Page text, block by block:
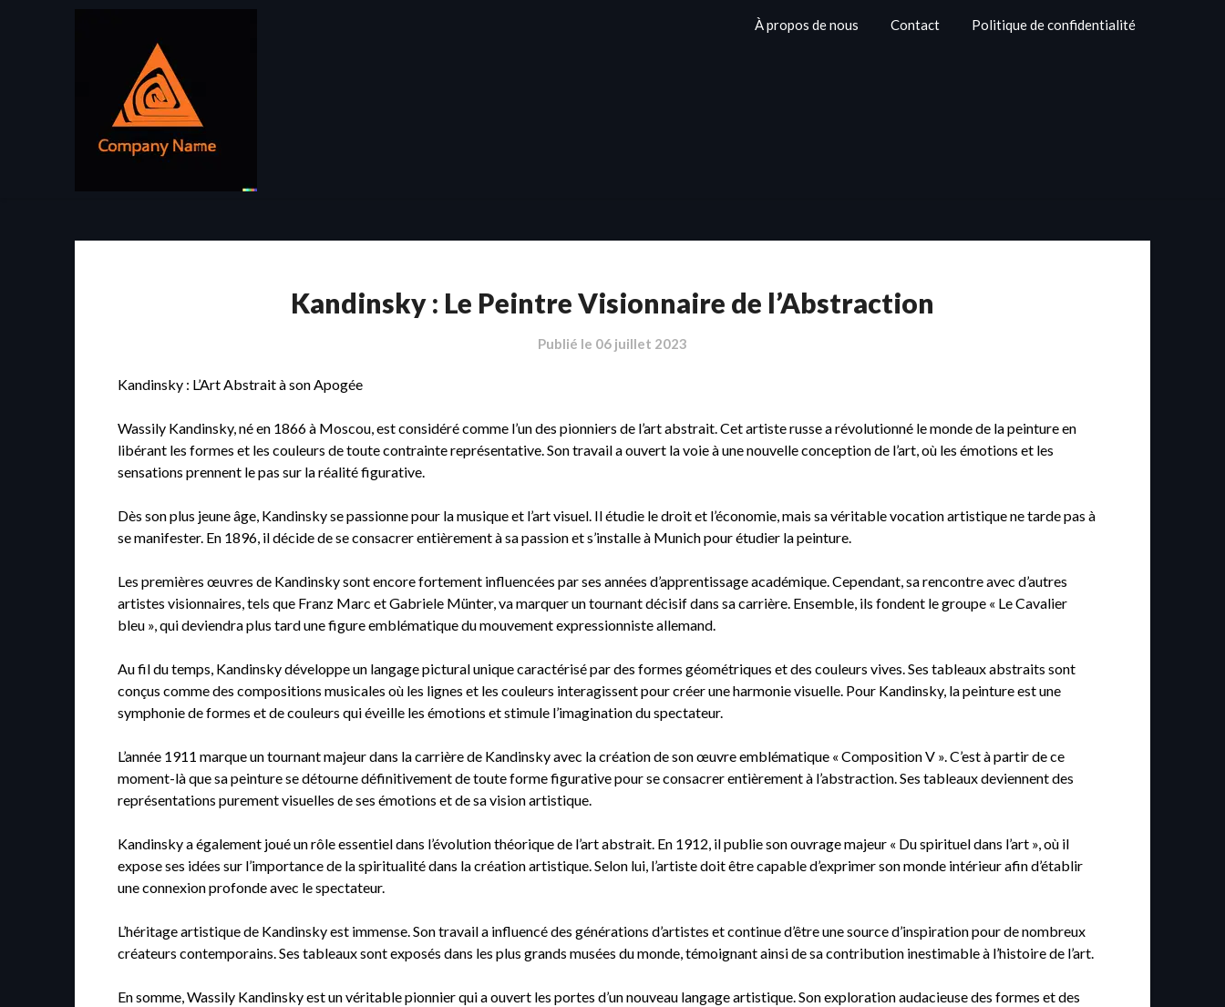
À propos de nous Contact Politique de confidentialité
Kandinsky : Le Peintre Visionnaire de l’Abstraction
Publié le 06 juillet 2023
Kandinsky : L’Art Abstrait à son Apogée
Wassily Kandinsky, né en 1866 à Moscou, est considéré comme l’un des pionniers de l’art abstrait. Cet artiste russe a révolutionné le monde de la peinture en
libérant les formes et les couleurs de toute contrainte représentative. Son travail a ouvert la voie à une nouvelle conception de l’art, où les émotions et les
sensations prennent le pas sur la réalité figurative.
Dès son plus jeune âge, Kandinsky se passionne pour la musique et l’art visuel. Il étudie le droit et l’économie, mais sa véritable vocation artistique ne tarde pas à
se manifester. En 1896, il décide de se consacrer entièrement à sa passion et s’installe à Munich pour étudier la peinture.
Les premières œuvres de Kandinsky sont encore fortement influencées par ses années d’apprentissage académique. Cependant, sa rencontre avec d’autres
artistes visionnaires, tels que Franz Marc et Gabriele Münter, va marquer un tournant décisif dans sa carrière. Ensemble, ils fondent le groupe « Le Cavalier
bleu », qui deviendra plus tard une figure emblématique du mouvement expressionniste allemand.
Au fil du temps, Kandinsky développe un langage pictural unique caractérisé par des formes géométriques et des couleurs vives. Ses tableaux abstraits sont
conçus comme des compositions musicales où les lignes et les couleurs interagissent pour créer une harmonie visuelle. Pour Kandinsky, la peinture est une
symphonie de formes et de couleurs qui éveille les émotions et stimule l’imagination du spectateur.
L’année 1911 marque un tournant majeur dans la carrière de Kandinsky avec la création de son œuvre emblématique « Composition V ». C’est à partir de ce
moment-là que sa peinture se détourne définitivement de toute forme figurative pour se consacrer entièrement à l’abstraction. Ses tableaux deviennent des
représentations purement visuelles de ses émotions et de sa vision artistique.
Kandinsky a également joué un rôle essentiel dans l’évolution théorique de l’art abstrait. En 1912, il publie son ouvrage majeur « Du spirituel dans l’art », où il
expose ses idées sur l’importance de la spiritualité dans la création artistique. Selon lui, l’artiste doit être capable d’exprimer son monde intérieur afin d’établir
une connexion profonde avec le spectateur.
L’héritage artistique de Kandinsky est immense. Son travail a influencé des générations d’artistes et continue d’être une source d’inspiration pour de nombreux
créateurs contemporains. Ses tableaux sont exposés dans les plus grands musées du monde, témoignant ainsi de sa contribution inestimable à l’histoire de l’art.
En somme, Wassily Kandinsky est un véritable pionnier qui a ouvert les portes d’un nouveau langage artistique. Son exploration audacieuse des formes et des